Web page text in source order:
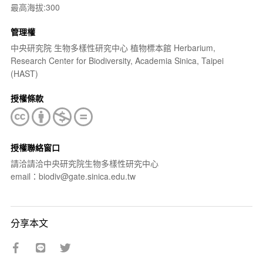
最高海拔:300
管理權
中央研究院 生物多樣性研究中心 植物標本館 Herbarium,
Research Center for Biodiversity, Academia Sinica, Taipei
(HAST)
授權條款
授權聯絡窗口
請洽請洽中央研究院生物多樣性研究中心
email：biodiv@gate.sinica.edu.tw
分享本文